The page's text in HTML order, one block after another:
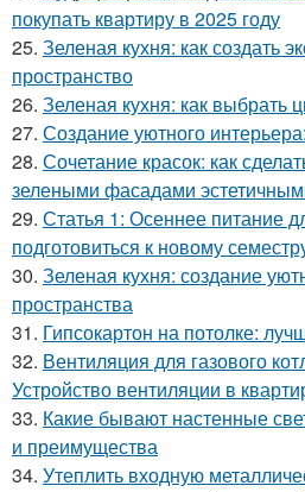
покупать квартиру в 2025 году
25. Зеленая кухня: как создать
пространство
26. Зеленая кухня: как выбрать
27. Создание уютного
28. Сочетание красок: как
зелеными фасадами
29. Статья 1: Осеннее питание
подготовиться к новому
30. Зеленая кухня: создание
пространства
31. Гипсокартон на потолке:
32. Вентиляция для газового
Устройство вентиляции в
33. Какие бывают настенные
и преимущества
34. Утеплить входную